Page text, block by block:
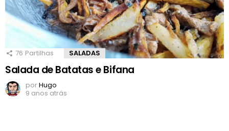
76 Partilhas SALADAS
Salada de Batatas e Bifana
porHugo
9 anos atrás